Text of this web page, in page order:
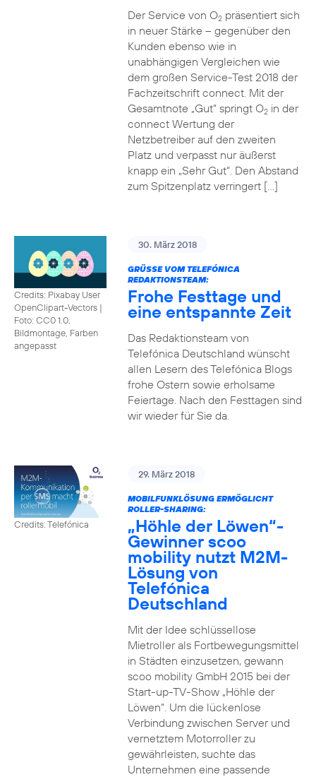
Der Service von O2präsentiert sich
in neuer Stärke – gegenüber den
Kunden ebenso wie in
unabhängigen Vergleichen wie
dem großen Service-Test 2018 der
Fachzeitschrift connect. Mit der
Gesamtnote „Gut“ springt O2in der
connect Wertung der
Netzbetreiber auf den zweiten
Platz und verpasst nur äußerst
knapp ein „Sehr Gut“. Den Abstand
zum Spitzenplatz verringert […]
Credits: Pixabay User
OpenClipart-Vectors |
Foto: CC0 1.0,
Bildmontage, Farben
angepasst
30. März 2018
GRÜSSE VOM TELEFÓNICA R
EDAKTIONSTEAM:
Frohe Festtage und
eine entspannte Zeit
Das Redaktionsteam von
Telefónica Deutschland wünscht
allen Lesern des Telefónica Blogs
frohe Ostern sowie erholsame
Feiertage. Nach den Festtagen sind
wir wieder für Sie da.
Credits: Telefónica
29. März 2018
MOBILFUNKLÖSUNG ERMÖGLICHT
ROLLER-SHARING:
„Höhle der Löwen“-
Gewinner scoo
mobility nutzt M2M-
Lösung von
Telefónica
Deutschland
Mit der Idee schlüssellose
Mietroller als Fortbewegungsmittel
in Städten einzusetzen, gewann
scoo mobility GmbH 2015 bei der
Start-up-TV-Show „Höhle der
Löwen“. Um die lückenlose
Verbindung zwischen Server und
vernetztem Motorroller zu
gewährleisten, suchte das
Unternehmen eine passende